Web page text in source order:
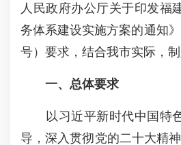
人民政府办公厅关于印发福
务体系建设实施方案的通知
号）要求，结合我市实际，制
一、总体要求
以习近平新时代中国特
导，深入贯彻党的二十大精